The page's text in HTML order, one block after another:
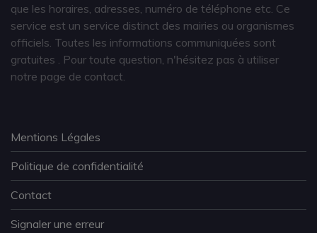
que les horaires, adresses, numéro de téléphone etc. Ce
service est un service distinct des mairies ou organismes
officiels. Toutes les informations communiquées sont
gratuites
. Pour toute question, n'hésitez pas à utiliser
notre page de contact.
Mentions Légales
Politique de confidentialité
Contact
Signaler une erreur